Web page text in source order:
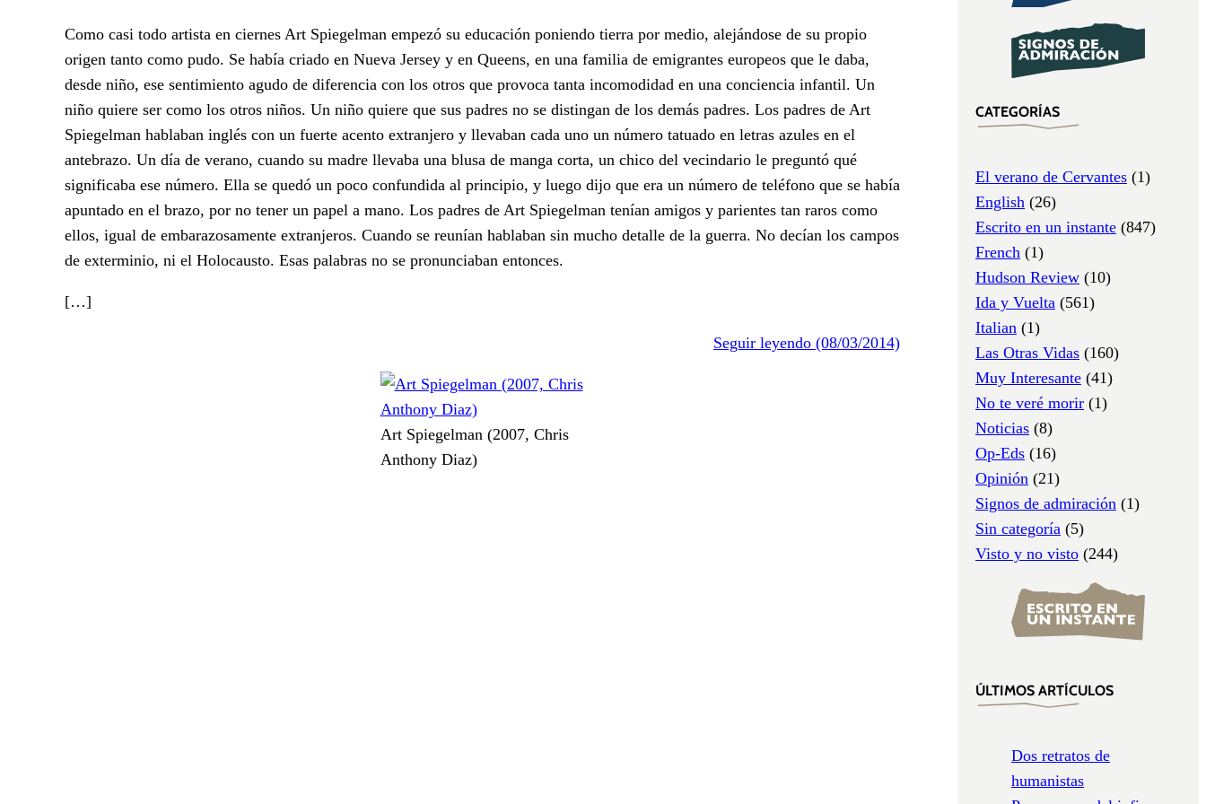
Como casi todo artista en ciernes Art Spiegelman empezó su educación poniendo tierra por medio, alejándose de su propio
origen tanto como pudo. Se había criado en Nueva Jersey y en Queens, en una familia de emigrantes europeos que le daba,
desde niño, ese sentimiento agudo de diferencia con los otros que provoca tanta incomodidad en una conciencia infantil. Un
niño quiere ser como los otros niños. Un niño quiere que sus padres no se distingan de los demás padres. Los padres de Art
Spiegelman hablaban inglés con un fuerte acento extranjero y llevaban cada uno un número tatuado en letras azules en el
antebrazo. Un día de verano, cuando su madre llevaba una blusa de manga corta, un chico del vecindario le preguntó qué
significaba ese número. Ella se quedó un poco confundida al principio, y luego dijo que era un número de teléfono que se había
apuntado en el brazo, por no tener un papel a mano. Los padres de Art Spiegelman tenían amigos y parientes tan raros como
ellos, igual de embarazosamente extranjeros. Cuando se reunían hablaban sin mucho detalle de la guerra. No decían los campos
de exterminio, ni el Holocausto. Esas palabras no se pronunciaban entonces.
[…]
Seguir leyendo (08/03/2014)
Art Spiegelman (2007, Chris
Anthony Diaz)
CATEGORÍAS
El verano de Cervantes (1)
English (26)
Escrito en un instante (847)
French (1)
Hudson Review (10)
Ida y Vuelta (561)
Italian (1)
Las Otras Vidas (160)
Muy Interesante (41)
No te veré morir (1)
Noticias (8)
Op-Eds (16)
Opinión (21)
Signos de admiración (1)
Sin categoría (5)
Visto y no visto (244)
ÚLTIMOS ARTÍCULOS
Dos retratos de
humanistas